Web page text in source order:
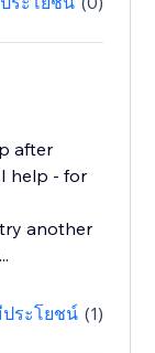
after
help - for
another
ระโยชน์ (1)